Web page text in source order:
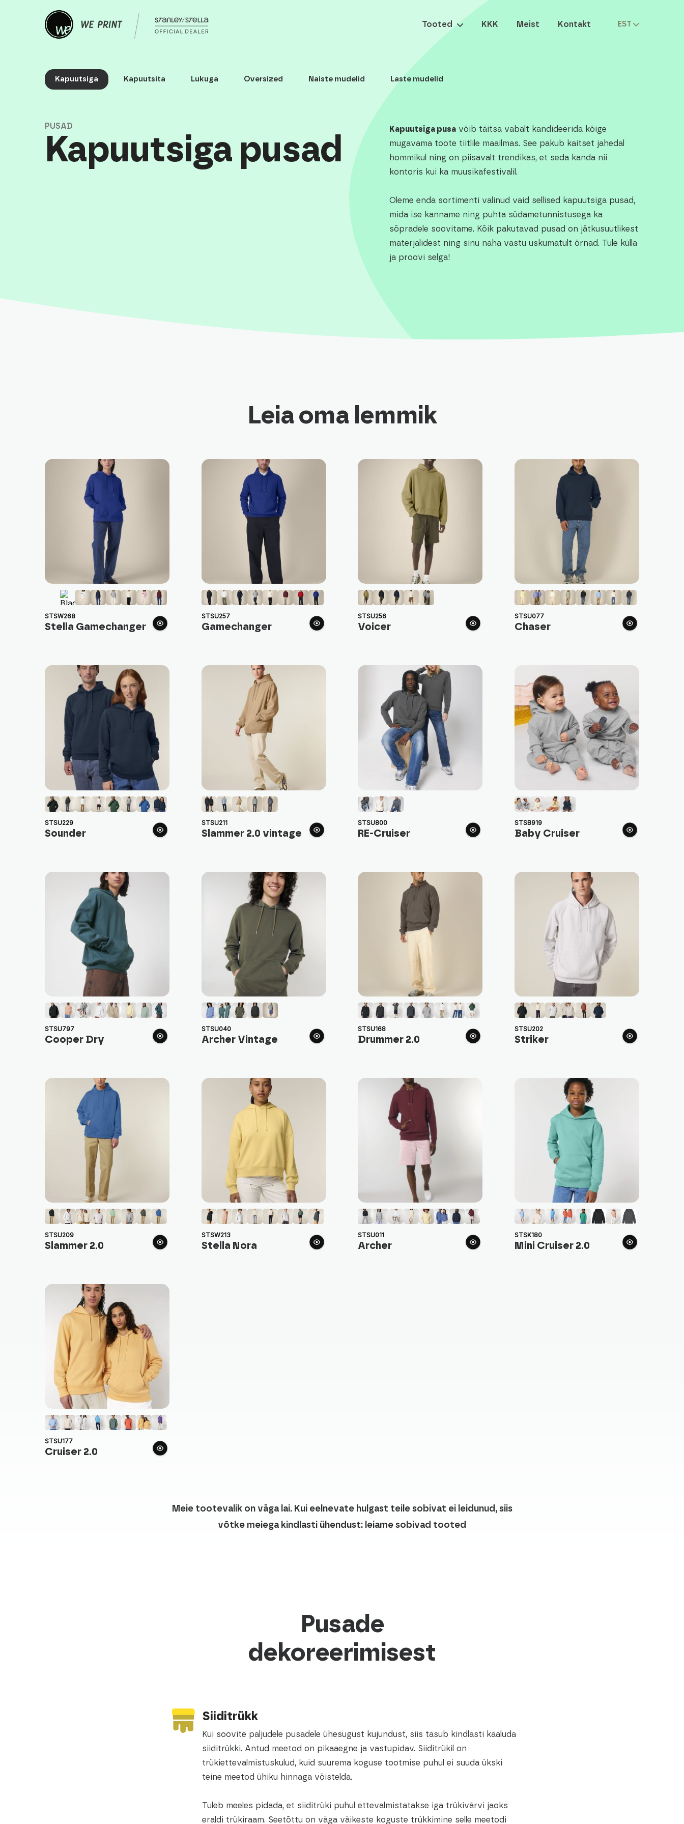
EST
Tooted KKK Meist Kontakt
Kapuutsiga Kapuutsita Lukuga Oversized Naiste mudelid Laste mudelid
PUSAD
Kapuutsiga pusad
Kapuutsiga pusa võib täitsa vabalt kandideerida kõige
mugavama toote tiitlile maailmas. See pakub kaitset jahedal
hommikul ning on piisavalt trendikas, et seda kanda nii
kontoris kui ka muusikafestivalil.
Oleme enda sortimenti valinud vaid sellised kapuutsiga pusad,
mida ise kanname ning puhta südametunnistusega ka
sõpradele soovitame. Kõik pakutavad pusad on jätkusuutlikest
materjalidest ning sinu naha vastu uskumatult õrnad. Tule külla
ja proovi selga!
Leia oma lemmik
STSW268
Stella Gamechanger
STSU257
Gamechanger
STSU256
Voicer
STSU077
Chaser
STSU229
Sounder
STSU211
Slammer 2.0 vintage
STSU800
RE-Cruiser
STSB919
Baby Cruiser
STSU797
Cooper Dry
STSU040
Archer Vintage
STSU168
Drummer 2.0
STSU202
Striker
STSU209
Slammer 2.0
STSW213
Stella Nora
STSU011
Archer
STSK180
Mini Cruiser 2.0
STSU177
Cruiser 2.0
Meie tootevalik on väga lai. Kui eelnevate hulgast teile sobivat ei leidunud, siis
võtke meiega kindlasti ühendust: leiame sobivad tooted
Pusade
dekoreerimisest
Siiditrükk
Kui soovite paljudele pusadele ühesugust kujundust, siis tasub kindlasti kaaluda
siiditrükki. Antud meetod on pikaaegne ja vastupidav. Siiditrükil on
trükiettevalmistuskulud, kuid suurema koguse tootmise puhul ei suuda ükski
teine meetod ühiku hinnaga võistelda.
Tuleb meeles pidada, et siiditrüki puhul ettevalmistatakse iga trükivärvi jaoks
eraldi trükiraam. Seetõttu on väga väikeste koguste trükkimine selle meetodi